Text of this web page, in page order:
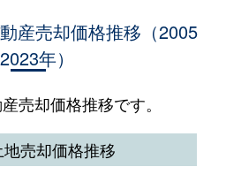
産売却価格推移（2005
年）
売却価格推移です。
売却価格推移